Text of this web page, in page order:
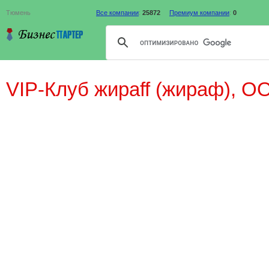
Тюмень Все компании: 25872 Премиум компании: 0
VIP-Клуб жираff (жираф),